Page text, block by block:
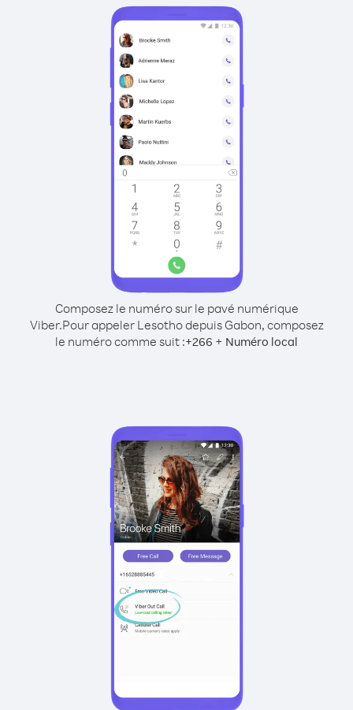
Composez le numéro sur le pavé numérique
Viber.Pour appeler Lesotho depuis Gabon, composez
le numéro comme suit :+266 + Numéro local